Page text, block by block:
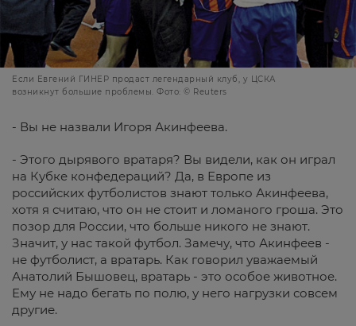
Если Евгений ГИНЕР продаст легендарный клуб, у ЦСКА
возникнут большие проблемы. Фото: © Reuters
- Вы не назвали Игоря Акинфеева.
- Этого дырявого вратаря? Вы видели, как он играл
на Кубке конфедераций? Да, в Европе из
российских футболистов знают только Акинфеева,
хотя я считаю, что он не стоит и ломаного гроша. Это
позор для России, что больше никого не знают.
Значит, у нас такой футбол. Замечу, что Акинфеев -
не футболист, а вратарь. Как говорил уважаемый
Анатолий Бышовец, вратарь - это особое животное.
Ему не надо бегать по полю, у него нагрузки совсем
другие.